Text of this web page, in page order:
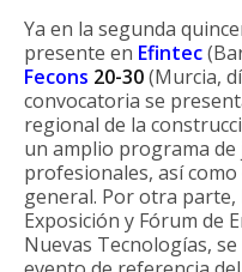
Ya en la segunda
presente en Efintec
Fecons 20-30(Murcia,
convocatoria se
regional de la
un amplio programa
profesionales, así
general. Por otra parte,
Exposición y Fórum de
Nuevas Tecnologías,